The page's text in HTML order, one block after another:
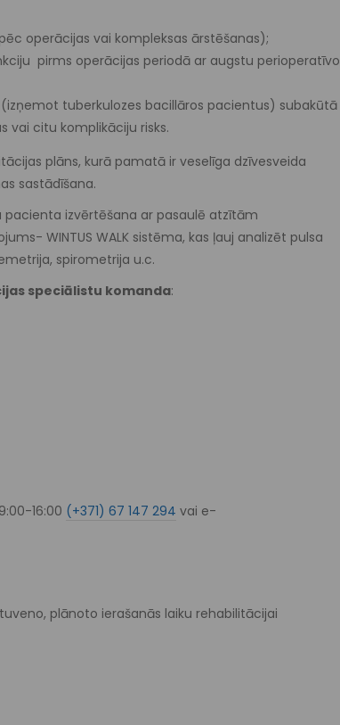
operācijas vai kompleksas ārstēšanas);
pirms operācijas periodā ar augstu perioperatīvo
tuberkulozes bacillāros pacientus) subakūtā
vai citu komplikāciju risks.
plāns, kurā pamatā ir veselīga dzīvesveida
sastādīšana.
pacienta izvērtēšana ar pasaulē atzītām
WINTUS WALK sistēma, kas ļauj analizēt pulsa
spirometrija u.c.
speciālistu komanda:
16:00 (+371) 67 147 294 vai e-
plānoto ierašanās laiku rehabilitācijai